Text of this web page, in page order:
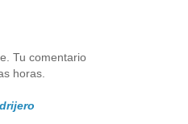
Tu comentario
horas.